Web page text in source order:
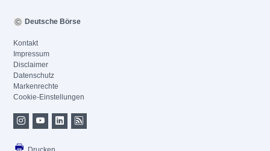
Deutsche Börse
Kontakt
Impressum
Disclaimer
Datenschutz
Markenrechte
Cookie-Einstellungen